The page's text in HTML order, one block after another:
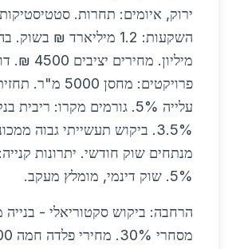
מיליון. מחירים
עלייה 5%. גורמים מקרו:
מנתחים שוק חודשי. יתרונות
5%. שוק דינמי, מומלץ מעקב.